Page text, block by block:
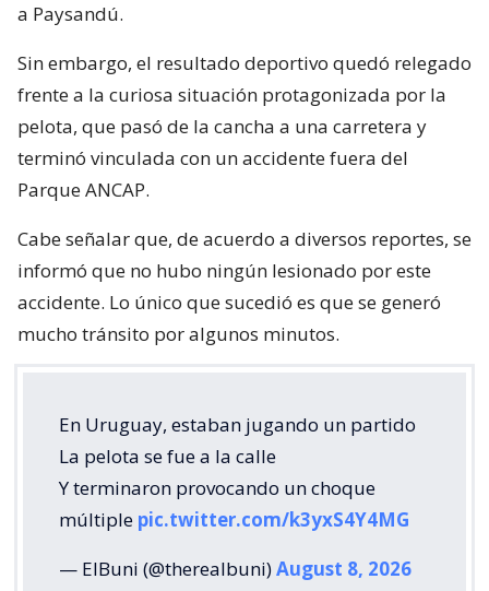
a Paysandú.
Sin embargo, el resultado deportivo quedó relegado
frente a la curiosa situación protagonizada por la
pelota, que pasó de la cancha a una carretera y
terminó vinculada con un accidente fuera del
Parque ANCAP.
Cabe señalar que, de acuerdo a diversos reportes, se
informó que no hubo ningún lesionado por este
accidente. Lo único que sucedió es que se generó
mucho tránsito por algunos minutos.
En Uruguay, estaban jugando un partido
La pelota se fue a la calle
Y terminaron provocando un choque
múltiple pic.twitter.com/k3yxS4Y4MG
— ElBuni (@therealbuni)August 8, 2026